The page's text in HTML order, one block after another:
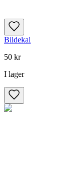
Bildekal
50 kr
I lager